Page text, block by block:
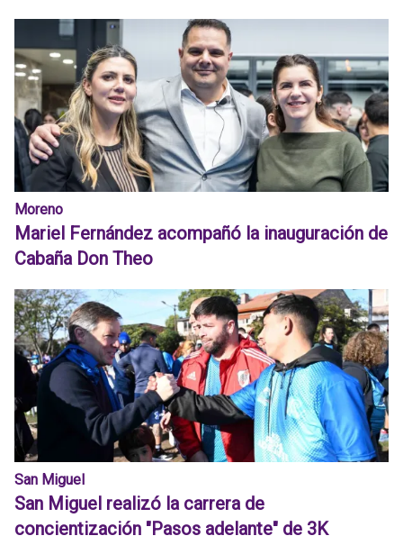
Moreno
Mariel Fernández acompañó la inauguración de
Cabaña Don Theo
San Miguel
San Miguel realizó la carrera de
concientización "Pasos adelante" de 3K